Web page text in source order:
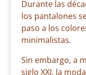
Durante las
los pantalones
paso a los
minimalistas.
Sin embargo, a
siglo XXI, la